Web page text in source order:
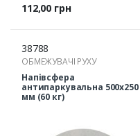
Ціна
112,00 грн
38788
ОБМЕЖУВАЧІ РУХУ
Напівсфера
антипаркувальна 500х250
мм (60 кг)